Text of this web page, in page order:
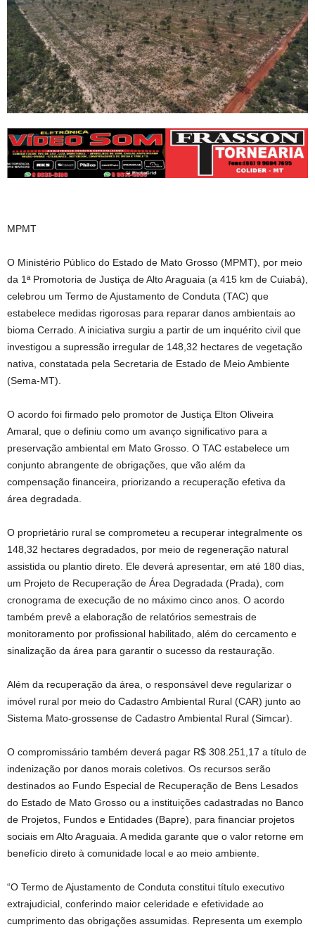
MPMT
O Ministério Público do Estado de Mato Grosso (MPMT), por meio
da 1ª Promotoria de Justiça de Alto Araguaia (a 415 km de Cuiabá),
celebrou um Termo de Ajustamento de Conduta (TAC) que
estabelece medidas rigorosas para reparar danos ambientais ao
bioma Cerrado. A iniciativa surgiu a partir de um inquérito civil que
investigou a supressão irregular de 148,32 hectares de vegetação
nativa, constatada pela Secretaria de Estado de Meio Ambiente
(Sema-MT).
O acordo foi firmado pelo promotor de Justiça Elton Oliveira
Amaral, que o definiu como um avanço significativo para a
preservação ambiental em Mato Grosso. O TAC estabelece um
conjunto abrangente de obrigações, que vão além da
compensação financeira, priorizando a recuperação efetiva da
área degradada.
O proprietário rural se comprometeu a recuperar integralmente os
148,32 hectares degradados, por meio de regeneração natural
assistida ou plantio direto. Ele deverá apresentar, em até 180 dias,
um Projeto de Recuperação de Área Degradada (Prada), com
cronograma de execução de no máximo cinco anos. O acordo
também prevê a elaboração de relatórios semestrais de
monitoramento por profissional habilitado, além do cercamento e
sinalização da área para garantir o sucesso da restauração.
Além da recuperação da área, o responsável deve regularizar o
imóvel rural por meio do Cadastro Ambiental Rural (CAR) junto ao
Sistema Mato-grossense de Cadastro Ambiental Rural (Simcar).
O compromissário também deverá pagar R$ 308.251,17 a título de
indenização por danos morais coletivos. Os recursos serão
destinados ao Fundo Especial de Recuperação de Bens Lesados
do Estado de Mato Grosso ou a instituições cadastradas no Banco
de Projetos, Fundos e Entidades (Bapre), para financiar projetos
sociais em Alto Araguaia. A medida garante que o valor retorne em
benefício direto à comunidade local e ao meio ambiente.
“O Termo de Ajustamento de Conduta constitui título executivo
extrajudicial, conferindo maior celeridade e efetividade ao
cumprimento das obrigações assumidas. Representa um exemplo